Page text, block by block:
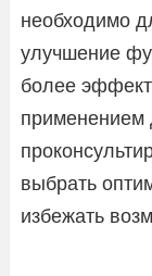
необходимо
улучшение
более
применением
выбрать
избежать